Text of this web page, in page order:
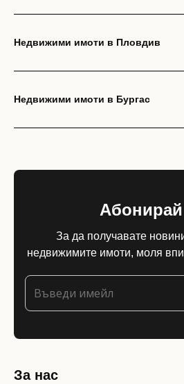
Недвижими имоти в Пловдив
Недвижими имоти в Бургас
Абонирай
За да получавате
недвижимите имоти, моля
За нас